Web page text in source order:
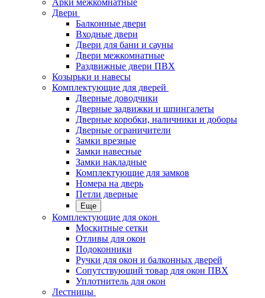
Двери
Балконные двери
Входные двери
Двери для бани и сауны
Двери межкомнатные
Раздвижные двери ПВХ
Козырьки и навесы
Комплектующие для дверей
Дверные доводчики
Дверные задвижки и шпингалеты
Дверные коробки, наличники и доборы
Дверные ограничители
Замки врезные
Замки навесные
Замки накладные
Комплектующие для замков
Номера на дверь
Петли дверные
Еще
Комплектующие для окон
Москитные сетки
Отливы для окон
Подоконники
Ручки для окон и балконных дверей
Сопутствующий товар для окон ПВХ
Уплотнитель для окон
Лестницы